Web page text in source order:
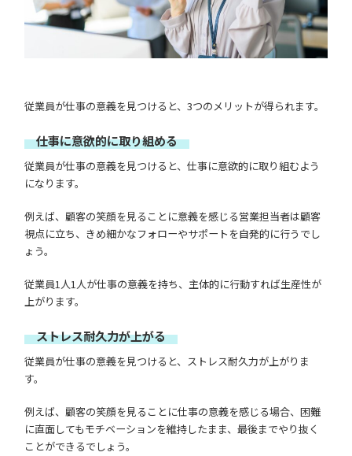
従業員が仕事の意義を見つけると、3つのメリットが得られます。
仕事に意欲的に取り組める
従業員が仕事の意義を見つけると、仕事に意欲的に取り組むよう
になります。
例えば、顧客の笑顔を見ることに意義を感じる営業担当者は顧客
視点に立ち、きめ細かなフォローやサポートを自発的に行うでし
ょう。
従業員1人1人が仕事の意義を持ち、主体的に行動すれば生産性が
上がります。
ストレス耐久力が上がる
従業員が仕事の意義を見つけると、ストレス耐久力が上がりま
す。
例えば、顧客の笑顔を見ることに仕事の意義を感じる場合、困難
に直面してもモチベーションを維持したまま、最後までやり抜く
ことができるでしょう。